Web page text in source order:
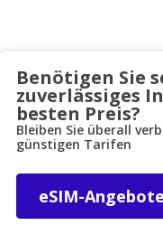
Benötigen Sie
zuverlässiges
besten Preis?
Bleiben Sie überall
günstigen Tarifen
eSIM-